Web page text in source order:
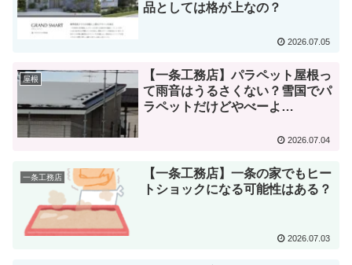
品としては格が上なの？
2026.07.05
屋根
【一条工務店】パラペット屋根っ
て雨音はうるさくない？雪国でパ
ラペットだけどやべーよ…
2026.07.04
一条工務店
【一条工務店】一条の家でもヒー
トショックになる可能性はある？
2026.07.03